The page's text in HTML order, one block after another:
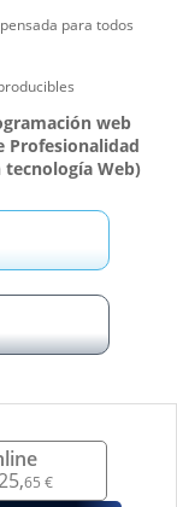
65 €
para todos
web
Profesionalidad
tecnología Web)